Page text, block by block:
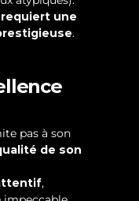
une
.
pas à son
de son
,